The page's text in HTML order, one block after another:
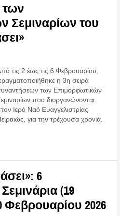
Σεμιναρίων του
τις 2 έως τις 6 Φεβρουαρίου,
η 3η σειρά
των Επιμορφωτικών
που διοργανώνονται
Ιερό Ναό Ευαγγελιστρίας
για την τρέχουσα χρονιά.
6
(19
Φεβρουαρίου 2026